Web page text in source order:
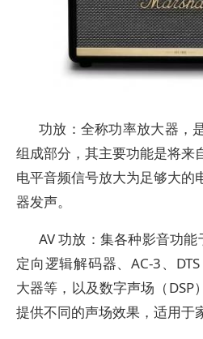
功放：全称功率放大器，
组成部分，其主要功能是将来
电平音频信号放大为足够大的
器发声。
AV 功放：集各种影音功
定向逻辑解码器、AC-3、
大器等，以及数字声场（DSP
提供不同的声场效果，适用于